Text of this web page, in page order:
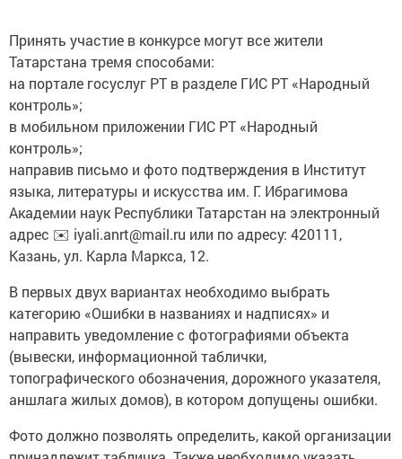
Принять участие в конкурсе могут все жители
Татарстана тремя способами:
на портале госуслуг РТ в разделе ГИС РТ «Народный
контроль»;
в мобильном приложении ГИС РТ «Народный
контроль»;
направив письмо и фото подтверждения в Институт
языка, литературы и искусства им. Г. Ибрагимова
Академии наук Республики Татарстан на электронный
адрес ✉️ iyali.anrt@mail.ru или по адресу: 420111,
Казань, ул. Карла Маркса, 12.
В первых двух вариантах необходимо выбрать
категорию «Ошибки в названиях и надписях» и
направить уведомление с фотографиями объекта
(вывески, информационной таблички,
топографического обозначения, дорожного указателя,
аншлага жилых домов), в котором допущены ошибки.
Фото должно позволять определить, какой организации